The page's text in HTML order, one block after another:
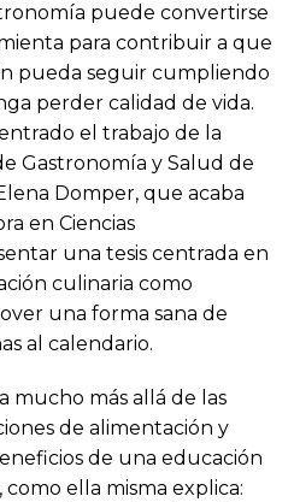
puede convertirse
para contribuir a que
pueda seguir cumpliendo
perder calidad de vida.
el trabajo de la
Gastronomía y Salud de
Domper, que acaba
en Ciencias
una tesis centrada en
culinaria como
una forma sana de
al calendario.
mucho más allá de las
de alimentación y
de una educación
ella misma explica: